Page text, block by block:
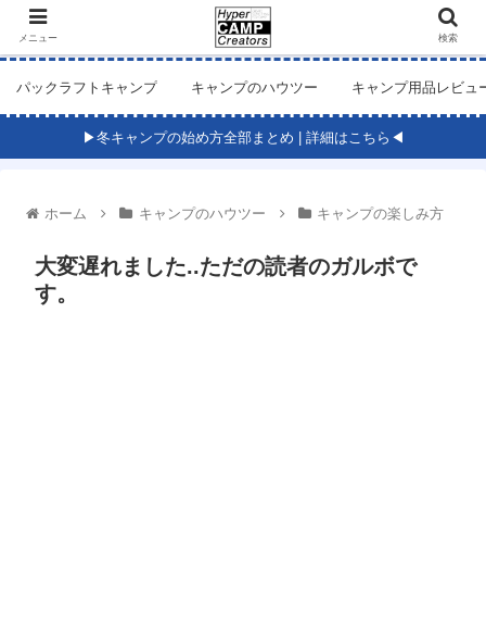
パックラフトキャンプ キャンプのハウツー キャンプ用品レビュ
▶冬キャンプの始め方全部まとめ | 詳細はこちら◀
ホーム キャンプのハウツー キャンプの楽しみ方
大変遅れました..ただの読者のガルボで
す。
メニュー 検索